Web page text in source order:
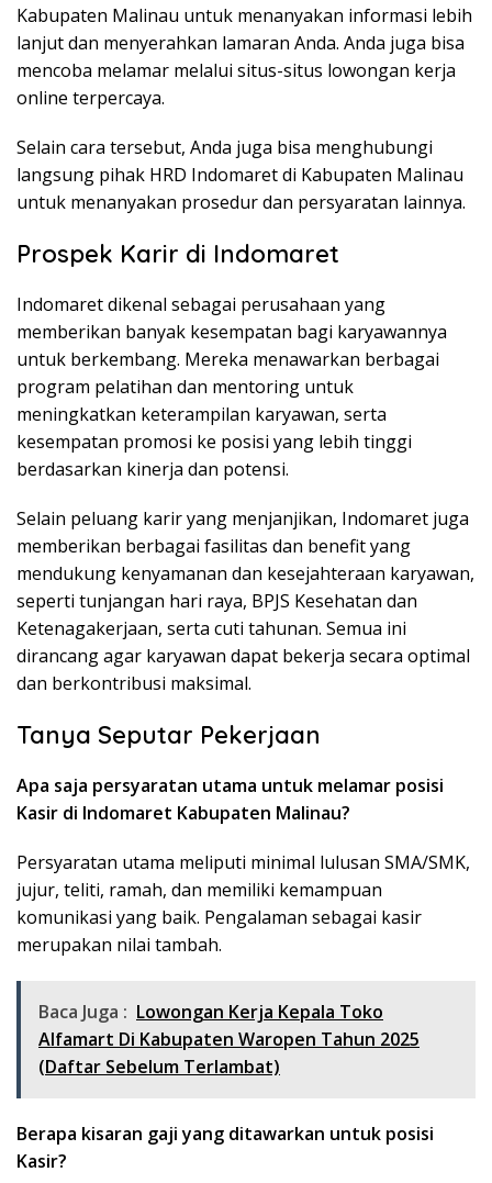
Kabupaten Malinau untuk menanyakan informasi lebih
lanjut dan menyerahkan lamaran Anda. Anda juga bisa
mencoba melamar melalui situs-situs lowongan kerja
online terpercaya.
Selain cara tersebut, Anda juga bisa menghubungi
langsung pihak HRD Indomaret di Kabupaten Malinau
untuk menanyakan prosedur dan persyaratan lainnya.
Prospek Karir di Indomaret
Indomaret dikenal sebagai perusahaan yang
memberikan banyak kesempatan bagi karyawannya
untuk berkembang. Mereka menawarkan berbagai
program pelatihan dan mentoring untuk
meningkatkan keterampilan karyawan, serta
kesempatan promosi ke posisi yang lebih tinggi
berdasarkan kinerja dan potensi.
Selain peluang karir yang menjanjikan, Indomaret juga
memberikan berbagai fasilitas dan benefit yang
mendukung kenyamanan dan kesejahteraan karyawan,
seperti tunjangan hari raya, BPJS Kesehatan dan
Ketenagakerjaan, serta cuti tahunan. Semua ini
dirancang agar karyawan dapat bekerja secara optimal
dan berkontribusi maksimal.
Tanya Seputar Pekerjaan
Apa saja persyaratan utama untuk melamar posisi
Kasir di Indomaret Kabupaten Malinau?
Persyaratan utama meliputi minimal lulusan SMA/SMK,
jujur, teliti, ramah, dan memiliki kemampuan
komunikasi yang baik. Pengalaman sebagai kasir
merupakan nilai tambah.
Baca Juga : Lowongan Kerja Kepala Toko
Alfamart Di Kabupaten Waropen Tahun 2025
(Daftar Sebelum Terlambat)
Berapa kisaran gaji yang ditawarkan untuk posisi
Kasir?